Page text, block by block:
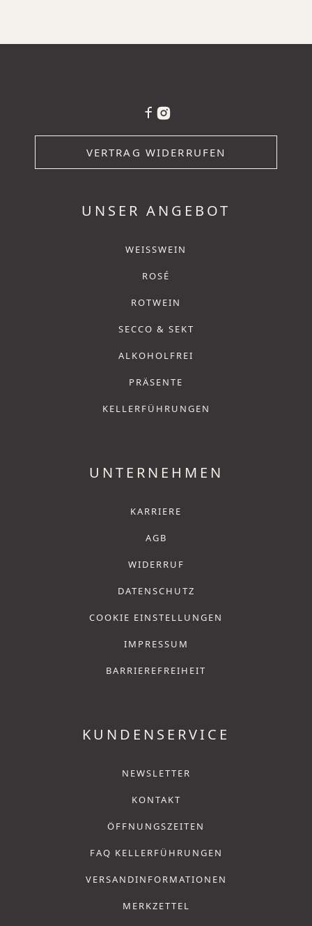
VERTRAG WIDERRUFEN
UNSER ANGEBOT
WEISSWEIN
ROSÉ
ROTWEIN
SECCO & SEKT
ALKOHOLFREI
PRÄSENTE
KELLERFÜHRUNGEN
UNTERNEHMEN
KARRIERE
AGB
WIDERRUF
DATENSCHUTZ
COOKIE EINSTELLUNGEN
IMPRESSUM
BARRIEREFREIHEIT
KUNDENSERVICE
NEWSLETTER
KONTAKT
ÖFFNUNGSZEITEN
FAQ KELLERFÜHRUNGEN
VERSANDINFORMATIONEN
MERKZETTEL